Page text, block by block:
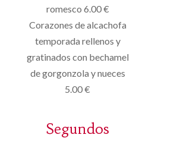
romesco 6.00 €
Corazones de alcachofa
temporada rellenos y
gratinados con bechamel
degorgonzola y nueces
5.00 €
Segundos